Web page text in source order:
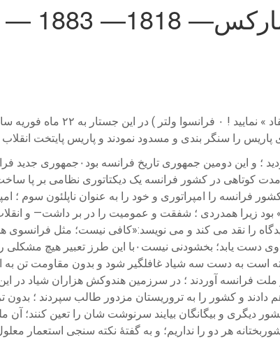
— بخش ۳۰
۰دو روز بعد یعنی ۲۴ فوریه لوئی فیلیپ استعفا داد و
در کشور فرانسه یک دیکتاتوری نظامی بر پا ساخت؛
رای نشه سایتونگ » نوشت :« انقلاب ۲۲ فوریه انقلابی « زیبا » بود زیرا همدردی ؛ شفقت و
را نقد می کند و می نویسد:«کافی نیست؛ مثل فرانسوی
است۰غفلت یک ملت ؛ مانند غفلت زنی که اجازه می دهد تا نخستین ماجراجویی که
از 1849 — 1852» « سه شیاد آن بلاها را بر سر ملت فرانسه آوردند ؛ در سرزمین
دادند ‌و کشور را به تروریستان مزدور طالب سپردند ؛
دیگری و بیگانگان بیایند سرنوشت شان را تعین کنند؛ آن
و همبستگی ماست که شوربختانه هر دو را نداریم؛ و به گفتهٔ نکته سنجی